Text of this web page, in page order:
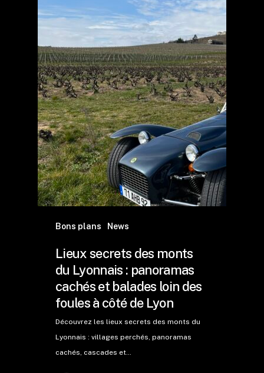
Bons plans News
Lieux secrets des monts
du Lyonnais : panoramas
cachés et balades loin des
foules à côté de Lyon
Découvrez les lieux secrets des monts du
Lyonnais : villages perchés, panoramas
cachés, cascades et…